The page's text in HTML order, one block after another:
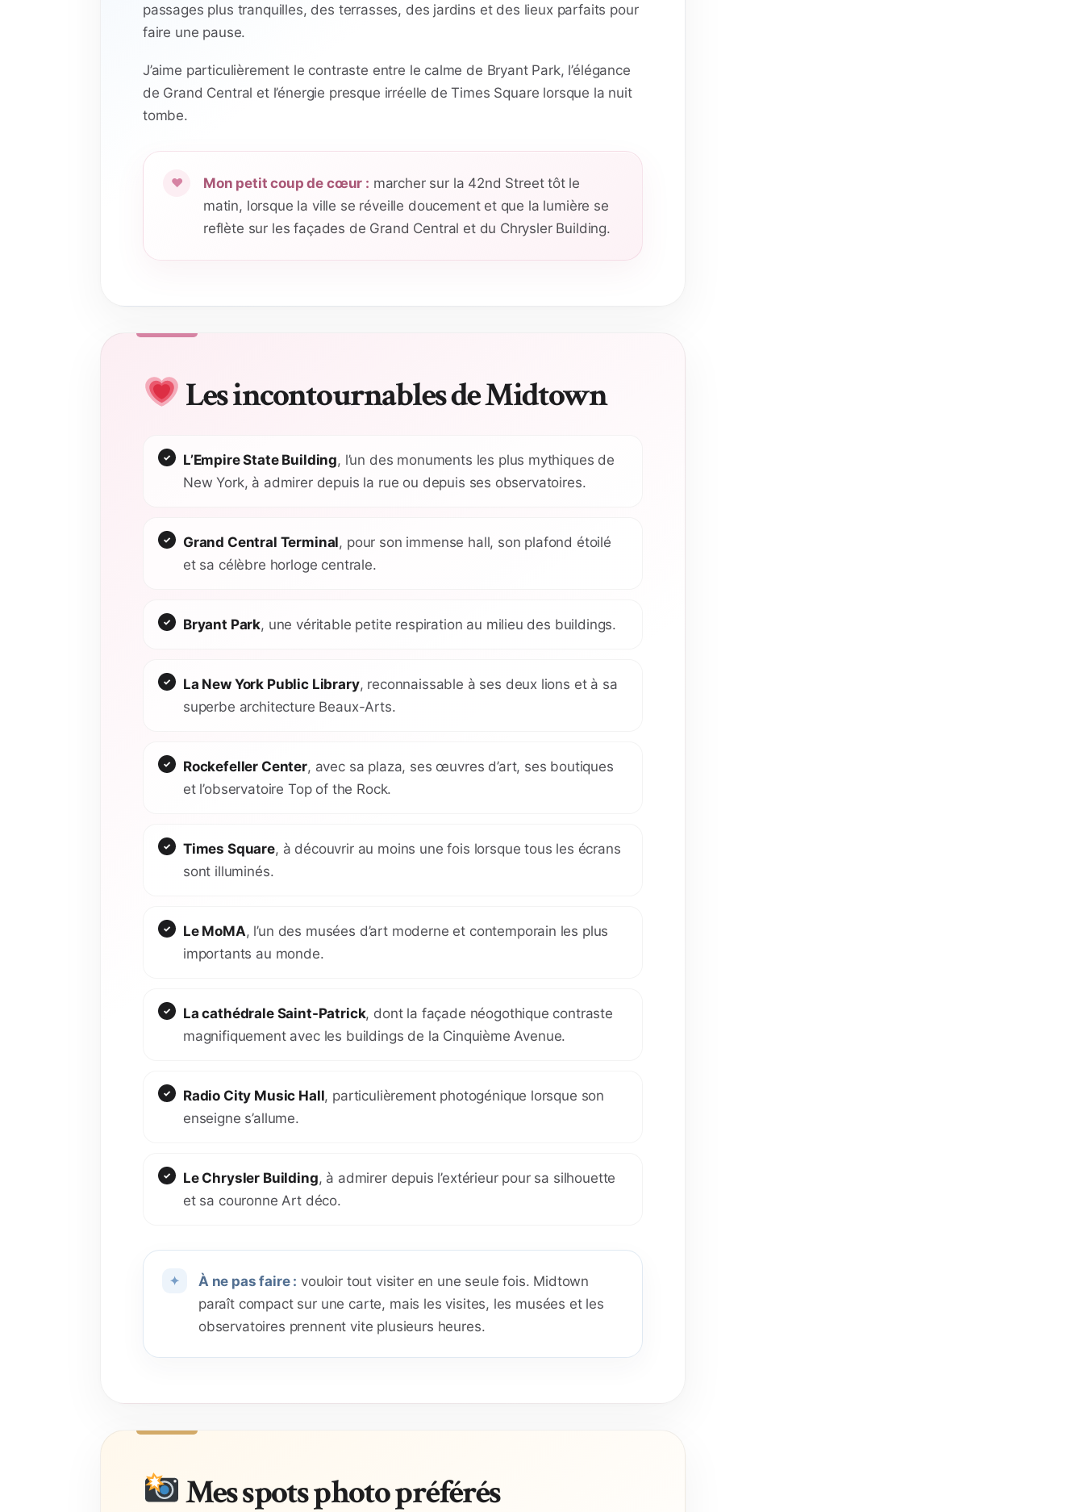
passages plus tranquilles, des terrasses, des jardins et des lieux parfaits pour
faire une pause.
J’aime particulièrement le contraste entre le calme de Bryant Park, l’élégance
de Grand Central et l’énergie presque irréelle de Times Square lorsque la nuit
tombe.
Mon petit coup de cœur : marcher sur la 42nd Street tôt le
matin, lorsque la ville se réveille doucement et que la lumière se
reflète sur les façades de Grand Central et du Chrysler Building.
Les incontournables de Midtown
L’Empire State Building, l’un des monuments les plus mythiques de
New York, à admirer depuis la rue ou depuis ses observatoires.
Grand Central Terminal, pour son immense hall, son plafond étoilé
et sa célèbre horloge centrale.
Bryant Park, une véritable petite respiration au milieu des buildings.
La New York Public Library, reconnaissable à ses deux lions et à sa
superbe architecture Beaux-Arts.
Rockefeller Center, avec sa plaza, ses œuvres d’art, ses boutiques
et l’observatoire Top of the Rock.
Times Square, à découvrir au moins une fois lorsque tous les écrans
sont illuminés.
Le MoMA, l’un des musées d’art moderne et contemporain les plus
importants au monde.
La cathédrale Saint-Patrick, dont la façade néogothique contraste
magnifiquement avec les buildings de la Cinquième Avenue.
Radio City Music Hall, particulièrement photogénique lorsque son
enseigne s’allume.
Le Chrysler Building, à admirer depuis l’extérieur pour sa silhouette
et sa couronne Art déco.
À ne pas faire : vouloir tout visiter en une seule fois. Midtown
paraît compact sur une carte, mais les visites, les musées et les
observatoires prennent vite plusieurs heures.
Mes spots photo préférés